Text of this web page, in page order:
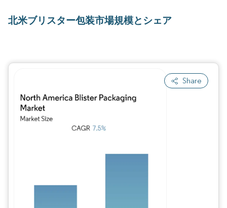
北米ブリスター包装市場規模とシェア
Share